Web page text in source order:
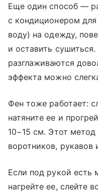
Еще один способ —
с кондиционером
воду) на одежду,
и оставить
разглаживаются
эффекта можно
Фен тоже работает:
натяните ее и
10−15 см. Этот метод
воротников, рукавов
Если под рукой есть
нагрейте ее, слейте